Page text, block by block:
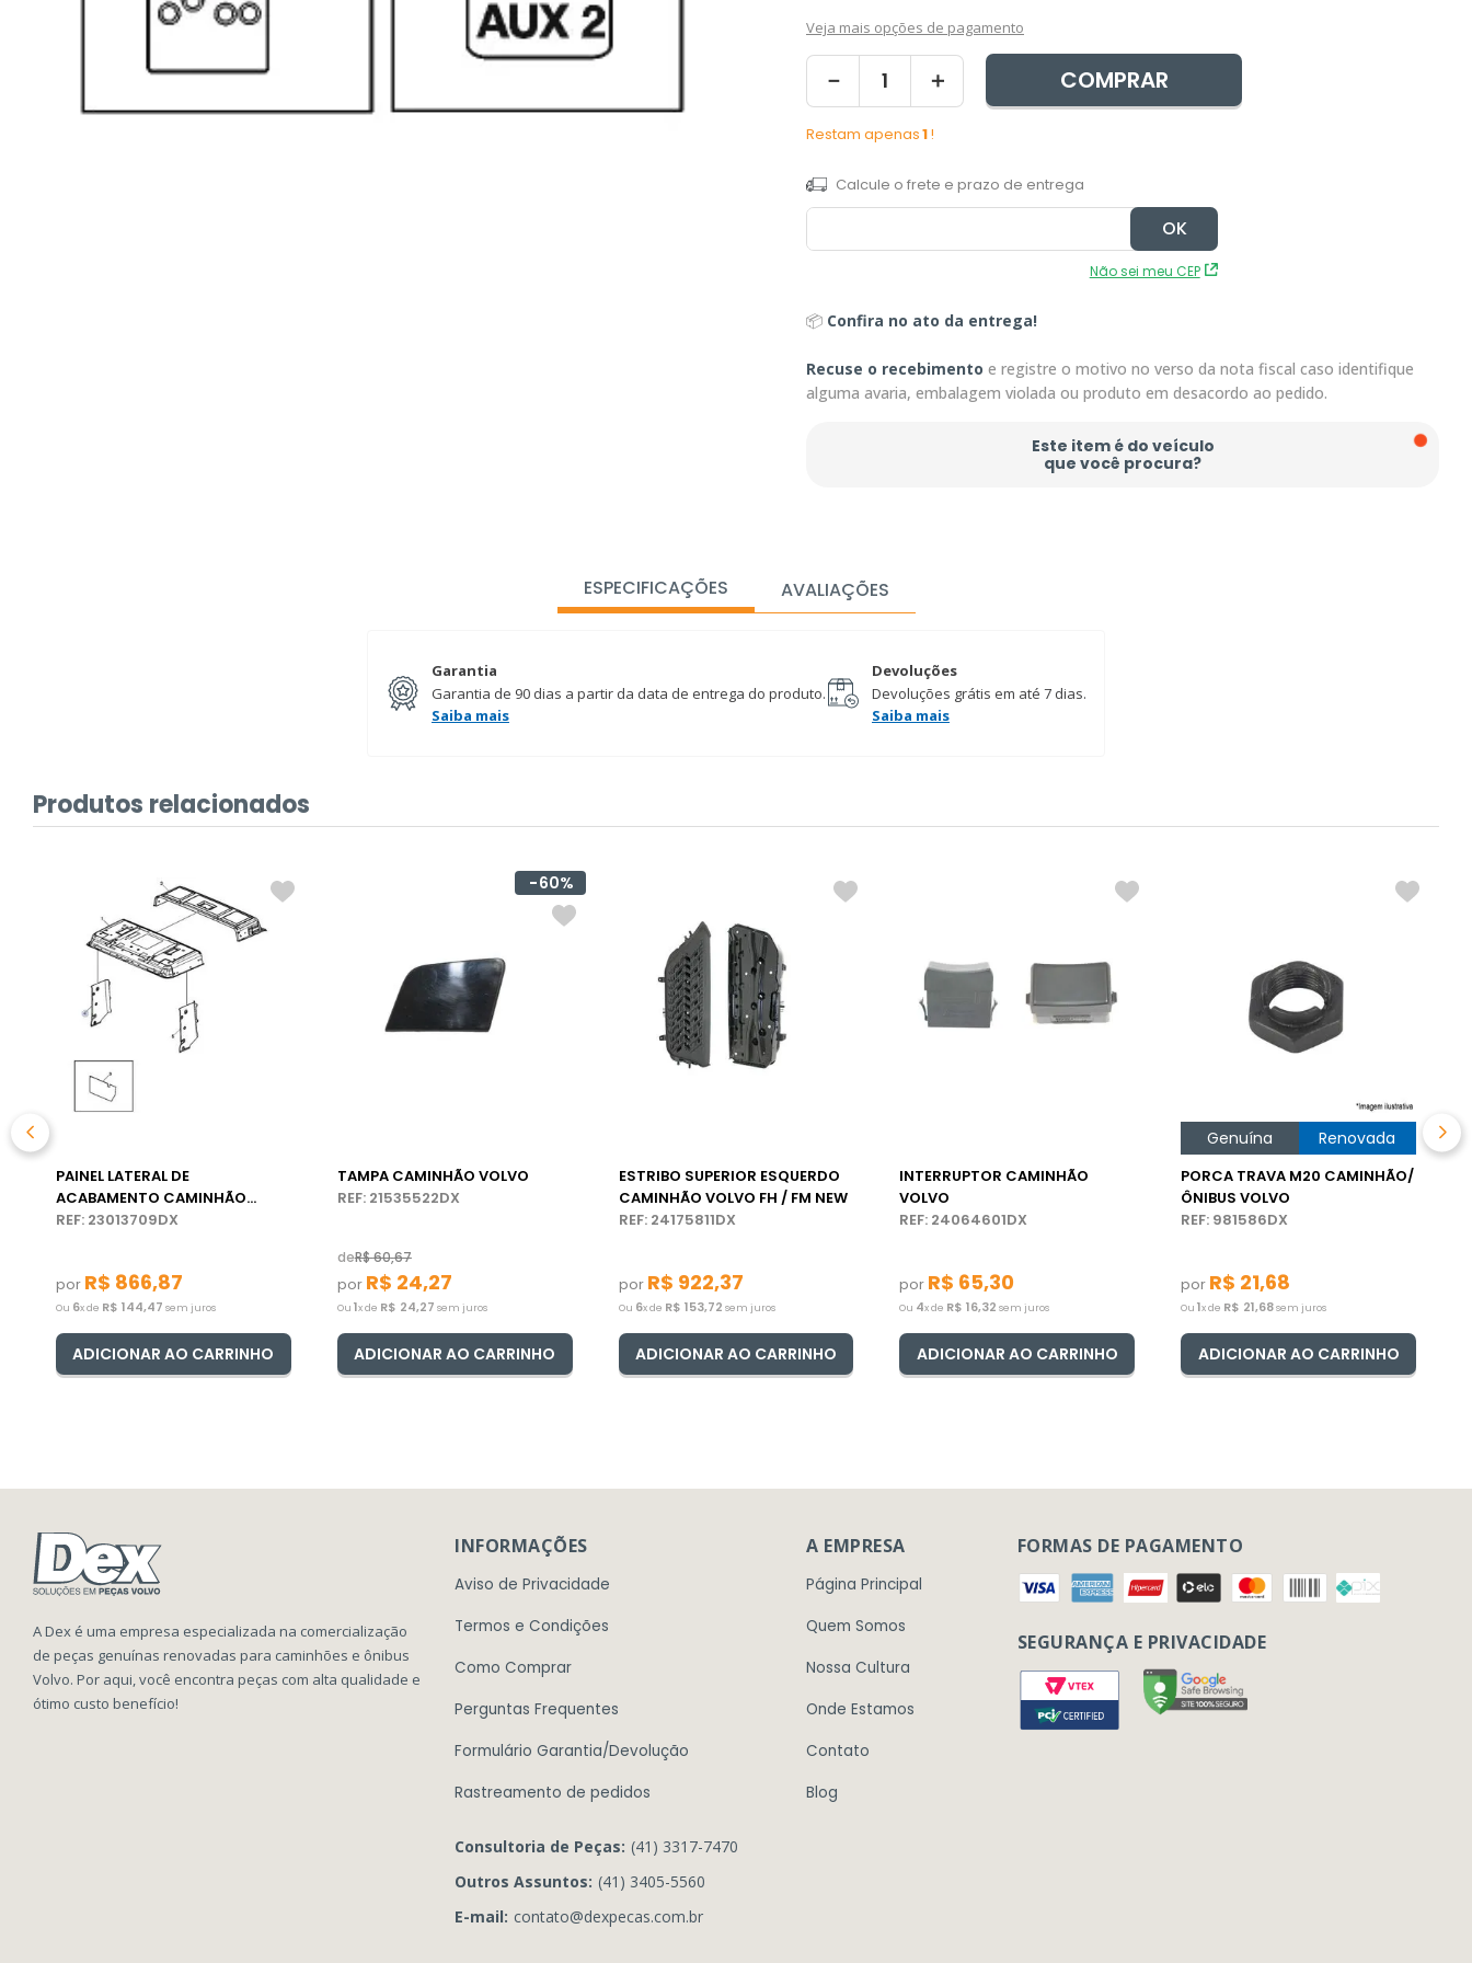
Veja mais opções de pagamento
＋
－ COMPRAR
Restam apenas1!
Não sei meu CEP
📦 Confira no ato da entrega!
Recuse o recebimento e registre o motivo no verso da nota fiscal caso identifique
alguma avaria, embalagem violada ou produto em desacordo ao pedido.
Este item é do veículo
que você procura?
ESPECIFICAÇÕES AVALIAÇÕES
Garantia
Garantia de 90 dias a partir da data de entrega do produto.
Saiba mais
Devoluções
Devoluções grátis em até 7 dias.
Saiba mais
Produtos relacionados
PAINEL LATERAL DE
ACABAMENTO CAMINHÃO
VOLVO
REF: 23013709DX
por R$ 866,87
Ou 6x de R$ 144,47 sem juros
ADICIONAR AO CARRINHO
60%
TAMPA CAMINHÃO VOLVO
REF: 21535522DX
deR$60,67
por R$ 24,27
Ou 1x de R$ 24,27 sem juros
ADICIONAR AO CARRINHO
ESTRIBO SUPERIOR ESQUERDO
CAMINHÃO VOLVO FH / FM NEW
REF: 24175811DX
por R$ 922,37
Ou 6x de R$ 153,72 sem juros
ADICIONAR AO CARRINHO
INTERRUPTOR CAMINHÃO
VOLVO
REF: 24064601DX
por R$ 65,30
Ou 4x de R$ 16,32 sem juros
ADICIONAR AO CARRINHO
Genuína Renovada
PORCA TRAVA M20 CAMINHÃO/
ÔNIBUS VOLVO
REF: 981586DX
por R$ 21,68
Ou1x de R$ 21,68sem juros
ADICIONAR AO CARRINHO
A Dex é uma empresa especializada na comercialização
de peças genuínas renovadas para caminhões e ônibus
Volvo. Por aqui, você encontra peças com alta qualidade e
ótimo custo benefício!
INFORMAÇÕES
Aviso de Privacidade
Termos e Condições
Como Comprar
Perguntas Frequentes
Formulário Garantia/Devolução
Rastreamento de pedidos
Consultoria de Peças: (41) 3317-7470
Outros Assuntos: (41) 3405-5560
E-mail: contato@dexpecas.com.br
A EMPRESA
Página Principal
Quem Somos
Nossa Cultura
Onde Estamos
Contato
Blog
FORMAS DE PAGAMENTO
SEGURANÇA E PRIVACIDADE